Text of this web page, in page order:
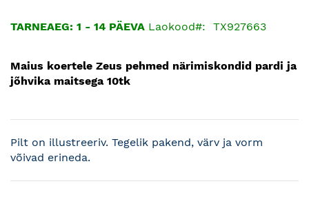
TARNEAEG: 1 - 14 PÄEVA Laokood TX927663
Maius koertele Zeus pehmed närimiskondid pardi ja
jõhvika maitsega 10tk
Pilt on illustreeriv. Tegelik pakend, värv ja vorm
võivad erineda.